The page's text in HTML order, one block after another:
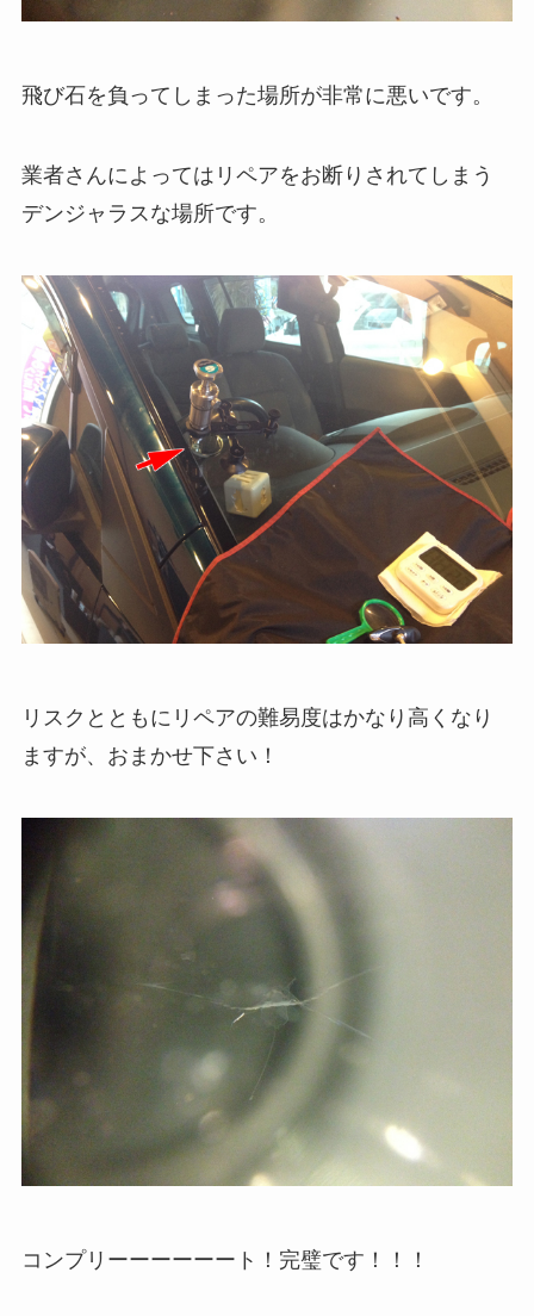
飛び石を負ってしまった場所が非常に悪いです。
業者さんによってはリペアをお断りされてしまう
デンジャラスな場所です。
リスクとともにリペアの難易度はかなり高くなり
ますが、おまかせ下さい！
コンプリーーーーーート！完璧です！！！